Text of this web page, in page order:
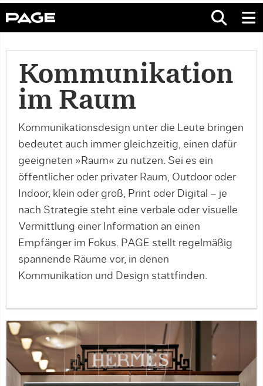
Kommunikation
im Raum
Kommunikationsdesign unter die Leute bringen
bedeutet auch immer gleichzeitig, einen dafür
geeigneten »Raum« zu nutzen. Sei es ein
öffentlicher oder privater Raum, Outdoor oder
Indoor, klein oder groß, Print oder Digital – je
nach Strategie steht eine verbale oder visuelle
Vermittlung einer Information an einen
Empfänger im Fokus. PAGE stellt regelmäßig
spannende Räume vor, in denen
Kommunikation und Design stattfinden.